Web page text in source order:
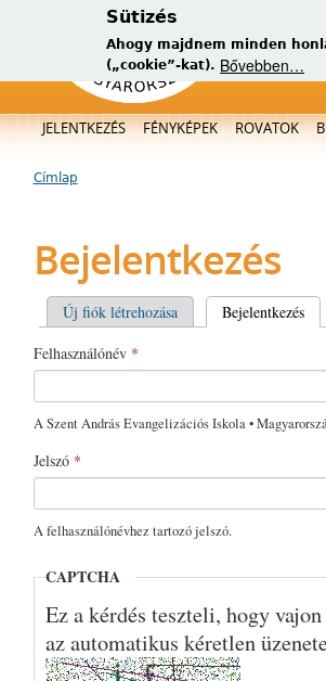
Sütizés
Ahogy majdnem minden
(„cookie”-kat). Bővebben…
Főmenü
JELENTKEZÉS FÉNYKÉPEK ROVATOK
Jelenlegi hely
Címlap
Bejelentkezés
Elsődleges fülek
Új fiók létrehozása Bejelentkezés
Felhasználónév *
A Szent András Evangelizációs Iskola •
Jelszó *
A felhasználónévhez tartozó jelszó.
CAPTCHA
Ez a kérdés teszteli, hogy
az automatikus kéretlen